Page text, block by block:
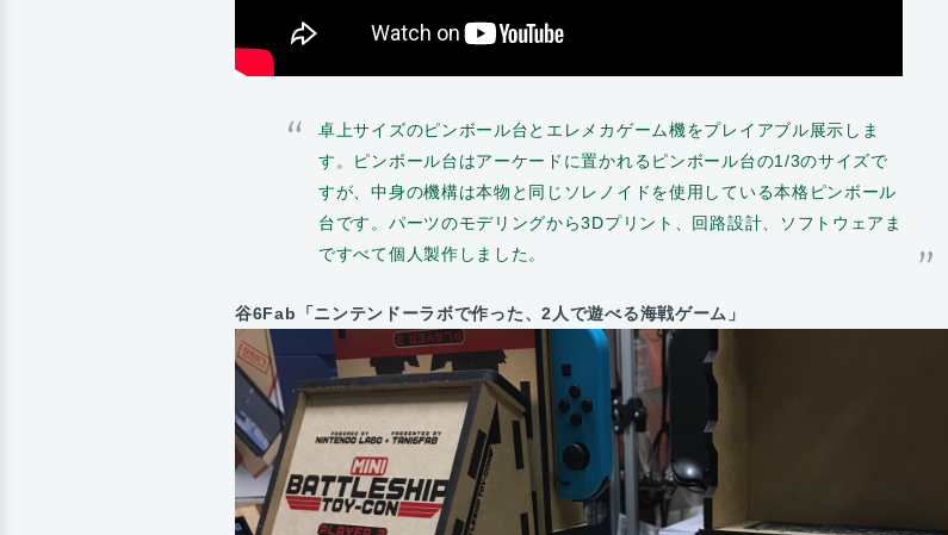
卓上サイズのピンボール台とエレメカゲーム機をプレイアブル展示しま
す。ピンボール台はアーケードに置かれるピンボール台の1/3のサイズで
すが、中身の機構は本物と同じソレノイドを使用している本格ピンボール
台です。パーツのモデリングから3Dプリント、回路設計、ソフトウェアま
ですべて個人製作しました。
谷6Fab「ニンテンドーラボで作った、2人で遊べる海戦ゲーム」